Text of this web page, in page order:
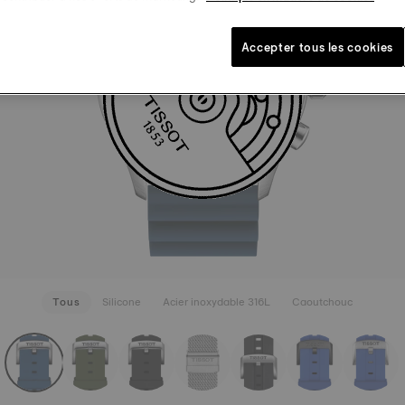
60,00
Bleu
VOIR
Tous Silicone Acier inoxydable 316L Caoutchouc
Accepter tous les cookies